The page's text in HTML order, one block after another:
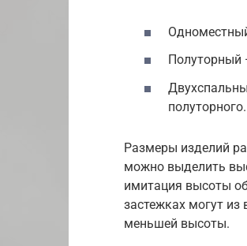
Полуторный
полуторного.
Размеры изделий
можно выделить
имитация высоты
застежках могут
меньшей высоты.